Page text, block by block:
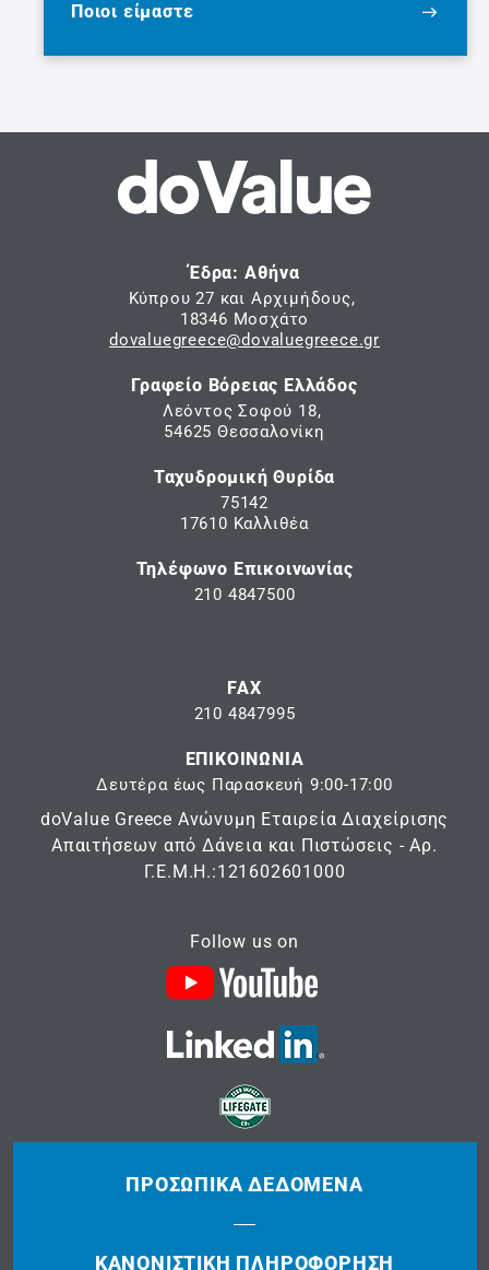
Ποιοι είμαστε
Έδρα: Αθήνα
Κύπρου 27 και Αρχιμήδους,
18346 Μοσχάτο
dovaluegreece@dovaluegreece.gr
Γραφείο Βόρειας Ελλάδος
Λεόντος Σοφού 18,
54625 Θεσσαλονίκη
Ταχυδρομική Θυρίδα
75142
17610 Καλλιθέα
Τηλέφωνο Επικοινωνίας
210 4847500
FAX
210 4847995
ΕΠΙΚΟΙΝΩΝΙΑ
Δευτέρα έως Παρασκευή 9:00-17:00
doValue Greece Ανώνυμη Εταιρεία Διαχείρισης
Απαιτήσεων από Δάνεια και Πιστώσεις - Αρ.
Γ.Ε.Μ.Η.:121602601000
Follow us on
ΠΡΟΣΩΠΙΚΆ ΔΕΔΟΜΈΝΑ
ΚΑΝΟΝΙΣΤΙΚΉ ΠΛΗΡΟΦΌΡΗΣΗ